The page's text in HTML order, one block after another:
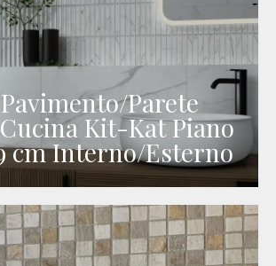
Parete
Kit-Kat Piano
cm Interno/Esterno